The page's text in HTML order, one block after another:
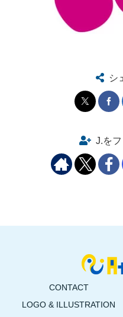
シ
J.を
CONTACT
LOGO & ILLUSTRATION